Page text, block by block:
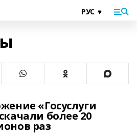
«Госуслуги
более 20
раз